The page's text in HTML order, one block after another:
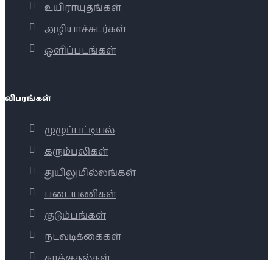
உயிராயுதங்கள்
அழியாச்சுடர்கள்
ஒளிப்படங்கள்
விபரங்கள்
முழுப்பட்டியல்
கரும்புலிகள்
துயிலுமில்லங்கள்
படையணிகள்
குடும்பங்கள்
நடவடிக்கைகள்